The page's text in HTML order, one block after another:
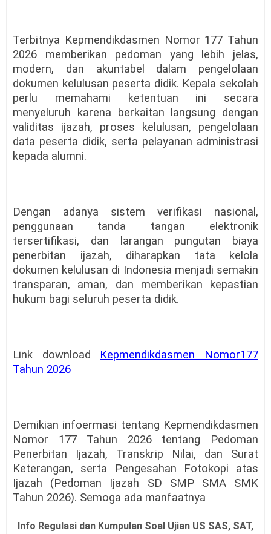
Terbitnya Kepmendikdasmen Nomor 177 Tahun
2026 memberikan pedoman yang lebih jelas,
modern, dan akuntabel dalam pengelolaan
dokumen kelulusan peserta didik. Kepala sekolah
perlu memahami ketentuan ini secara
menyeluruh karena berkaitan langsung dengan
validitas ijazah, proses kelulusan, pengelolaan
data peserta didik, serta pelayanan administrasi
kepada alumni.
Dengan adanya sistem verifikasi nasional,
penggunaan tanda tangan elektronik
tersertifikasi, dan larangan pungutan biaya
penerbitan ijazah, diharapkan tata kelola
dokumen kelulusan di Indonesia menjadi semakin
transparan, aman, dan memberikan kepastian
hukum bagi seluruh peserta didik.
Link download Kepmendikdasmen Nomor177
Tahun 2026
Demikian infoermasi tentang Kepmendikdasmen
Nomor 177 Tahun 2026 tentang Pedoman
Penerbitan Ijazah, Transkrip Nilai, dan Surat
Keterangan, serta Pengesahan Fotokopi atas
Ijazah (Pedoman Ijazah SD SMP SMA SMK
Tahun 2026). Semoga ada manfaatnya
Info Regulasi dan Kumpulan Soal Ujian US SAS, SAT,